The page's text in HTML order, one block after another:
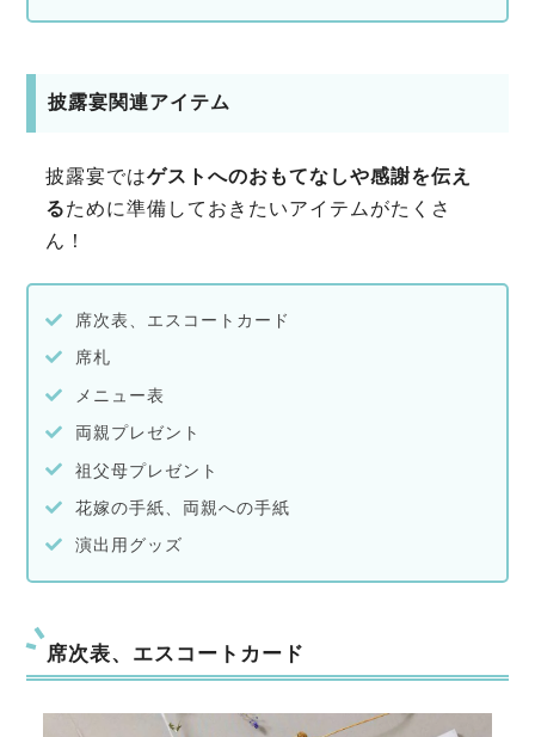
披露宴関連アイテム
披露宴ではゲストへのおもてなしや感謝を伝え
るために準備しておきたいアイテムがたくさ
ん！
席次表、エスコートカード
席札
メニュー表
両親プレゼント
祖父母プレゼント
花嫁の手紙、両親への手紙
演出用グッズ
席次表、エスコートカード